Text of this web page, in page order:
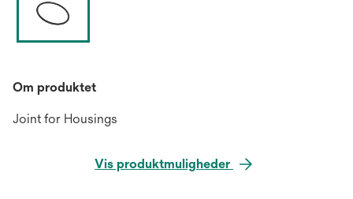
Om produktet
Joint for Housings
Vis produktmuligheder